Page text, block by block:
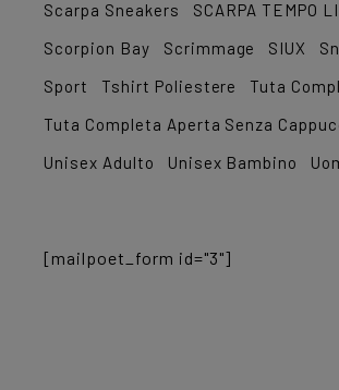
Scarpa Sneakers
SCARPA TEMPO
Scorpion Bay
Scrimmage SIUX
Sport
Tshirt Poliestere
Tuta
Tuta Completa Aperta Senza
Unisex Adulto
Unisex Bambino
[mailpoet_form id="3"]